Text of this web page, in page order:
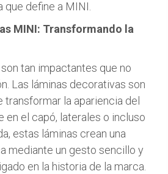
que define a MINI.
MINI: Transformando la
tan impactantes que no
Las láminas decorativas son
transformar la apariencia del
en el capó, laterales o incluso
estas láminas crean una
mediante un gesto sencillo y
en la historia de la marca.